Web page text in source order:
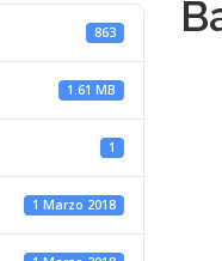
863
1.61 MB
1
1 Marzo 2018